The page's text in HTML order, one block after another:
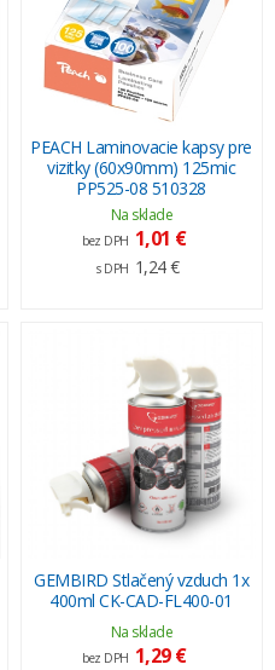
PEACH Laminovacie kapsy pre
vizitky (60x90mm) 125mic
PP525-08 510328
Na sklade
bez DPH 1,01 €
s DPH 1,24 €
GEMBIRD Stlačený vzduch 1x
400ml CK-CAD-FL400-01
Na sklade
bez DPH 1,29 €